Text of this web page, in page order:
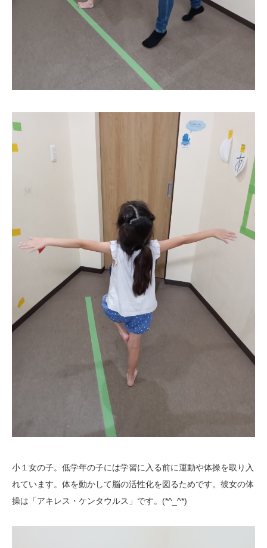
小１女の子。低学年の子には学習に入る前に運動や体操を取り入
れています。体を動かして脳の活性化を図るためです。彼女の体
操は「アキレス・ケンタウルス」です。(*^_^*)